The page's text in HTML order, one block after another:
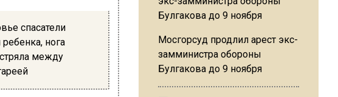
спасатели
нога
между
Мосгорсуд продлил арест экс-
замминистра обороны
Булгакова до 9 ноября